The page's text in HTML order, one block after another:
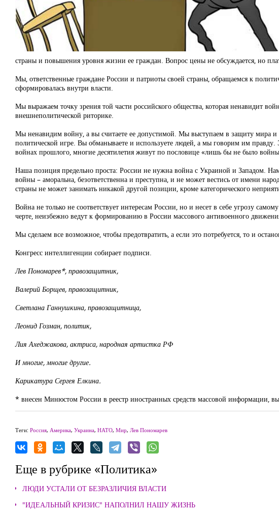
страны и повышения уровня жизни ее граждан. Вопрос цены не обсуждается, но
Мы, ответственные граждане России и патриоты своей страны, обращаемся к
сформировалась внутри власти.
Мы выражаем точку зрения той части российского общества, которая ненавидит
внешнеполитической риторике.
Мы ненавидим войну, а вы считаете ее допустимой. Мы выступаем в защиту мира и
политической игре. Вы обманываете и используете людей, а мы говорим им
войнах прошлого, многие десятилетия живут по пословице «лишь бы не было
Наша позиция предельно проста: России не нужна война с Украиной и Западом.
войны – аморальна, безответственна и преступна, и не может вестись от имени
страны не может занимать никакой другой позиции, кроме категорического
Война не только не соответствует интересам России, но и несет в себе угрозу
черте, неизбежно ведут к формированию в России массового антивоенного
Мы сделаем все возможное, чтобы предотвратить, а если это потребуется, то и
Конгресс интеллигенции собирает подписи.
Лев Пономарев*, правозащитник,
Валерий Борщев, правозащитник,
Светлана Ганнушкина, правозащитница,
Леонид Гозман, политик,
Лия Ахеджакова, актриса, народная артистка РФ
И многие, многие другие.
Карикатура Сергея Елкина.
* внесен Минюстом России в реестр иностранных средств массовой информации,
Теги: Россия, Америка, Украина, НАТО, Мир, Лев Пономарев
Еще в рубрике «Политика»
ЛЮДИ УСТАЛИ ОТ БЕЗРАЗЛИЧИЯ ВЛАСТИ
"ИДЕАЛЬНЫЙ КРИЗИС" НАПОЛНИЛ НАШУ ЖИЗНЬ